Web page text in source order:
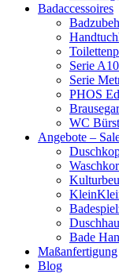
Badaccessoires
Serie
Serie
PHOS
WC
Angebote –
Bade
Maßanfertigung
Blog